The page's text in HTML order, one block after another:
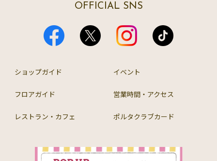
OFFICIAL SNS
ショップガイド イベント
フロアガイド 営業時間・アクセス
レストラン・カフェ ポルタクラブカード